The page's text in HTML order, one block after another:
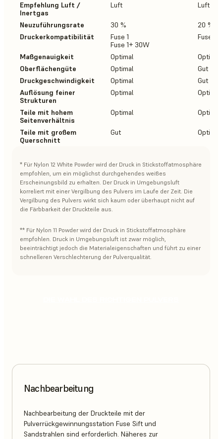
Empfehlung Luft /
Inertgas
Luft Luft
Neuzuführungsrate 30 %
20 %
Druckerkompatibilität
Fuse 1
Fuse 1+ 30W
Fuse
Maßgenauigkeit Optimal
Optimal
Oberflächengüte
Optimal
Gut
Druckgeschwindigkeit
Optimal
Gut
Auflösung feiner
Strukturen
Optimal Optimal
Teile mit hohem
Seitenverhältnis
Optimal Optimal
Teile mit großem
Querschnitt
Gut Optimal
* Für Nylon 12 White Powder wird der Druck in Stickstoffatmosphäre
empfohlen, um ein möglichst durchgehendes weißes
Erscheinungsbild zu erhalten. Der Druck in Umgebungsluft
korreliert mit einer Vergilbung des Pulvers im Laufe der Zeit. Die
Vergilbung des Pulvers wirkt sich kaum oder überhaupt nicht auf
die Färbbarkeit der Druckteile aus.
** Für Nylon 11 Powder wird der Druck in Stickstoffatmosphäre
empfohlen. Druck in Umgebungsluft ist zwar möglich,
beeinträchtigt jedoch die Materialeigenschaften und führt zu einer
schnelleren Verschlechterung der Pulverqualität.
Nachbearbeitung
Nachbearbeitung der Druckteile mit der
Pulverrückgewinnungsstation Fuse Sift und
Sandstrahlen sind erforderlich. Näheres zur